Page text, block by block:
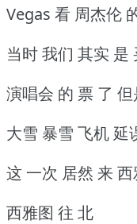
Vegas 看 周杰伦
当时 我们 其实 是
演唱会 的 票 了
大雪 暴雪 飞机 延
这 一次 居然 来
西雅图 往 北